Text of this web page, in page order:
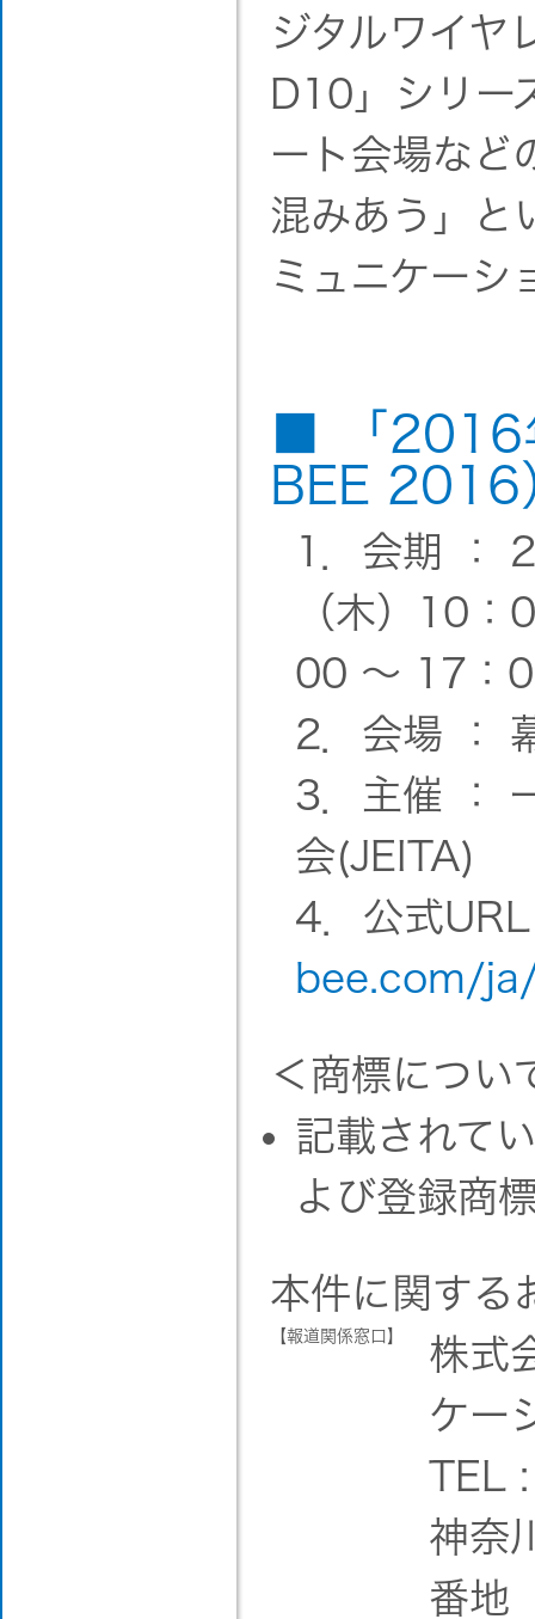
ジタルワイヤ
D10」シリー
ート会場など
混みあう」と
ミュニケーシ
■ 「2016
BEE 2016
1．会期 ：
（木）10
00 ～ 17：
2．会場 ：
3．主催 ：
会(JEITA)
4．公式
bee.com/
＜商標につい
記載されて
よび登録商
本件に関する
【報道関係窓口】
株式
ケー
TEL
神奈
番地